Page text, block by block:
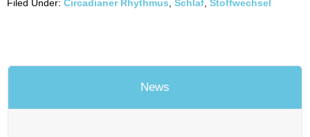
Filed Under: Circadianer Rhythmus Schlaf Stoffwechsel
News